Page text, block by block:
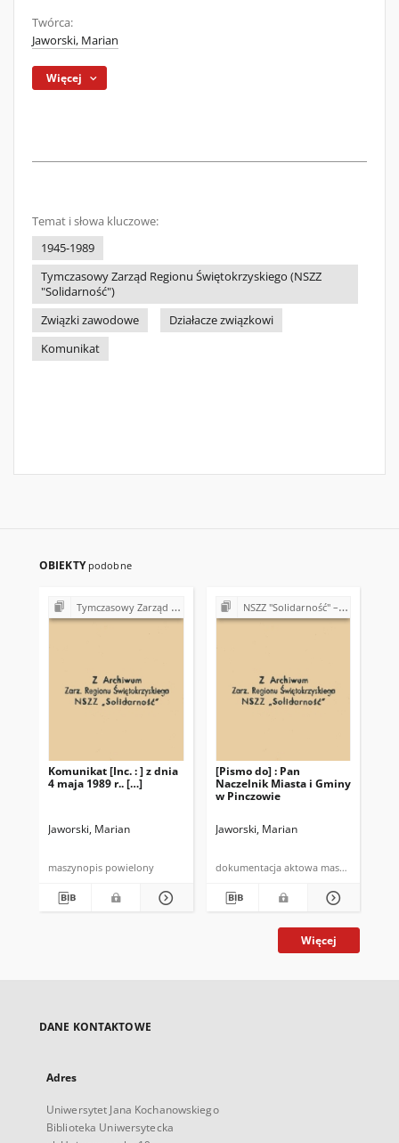
Twórca:
Jaworski, Marian
Więcej
Temat i słowa kluczowe:
1945-1989
Tymczasowy Zarząd Regionu Świętokrzyskiego (NSZZ
"Solidarność")
Związki zawodowe
Działacze związkowi
Komunikat
OBIEKTY podobne
Tymczasowy Zarząd Regionu Świętokrzyskiego NSZZ "Solidarność" (1989)
Komunikat [Inc. : ] z dnia
4 maja 1989 r.. […]
Jaworski, Marian
maszynopis powielony
NSZZ "Solidarność" – różne Koła, Komisje i Delegatury w Regionie Świętokrzyskim (1989-1990)
[Pismo do] : Pan
Naczelnik Miasta i Gminy
w Pinczowie
Jaworski, Marian
dokumentacja aktowa maszynopis
Więcej
DANE KONTAKTOWE
Adres
Uniwersytet Jana Kochanowskiego
Biblioteka Uniwersytecka